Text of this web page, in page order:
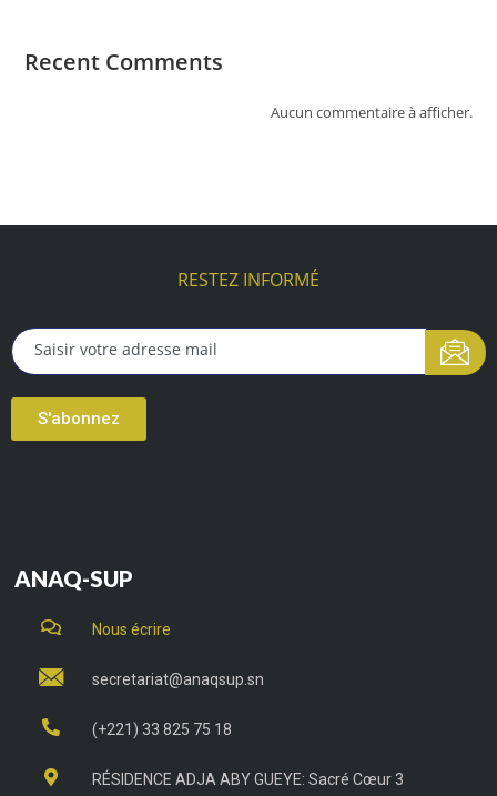
Recent Comments
Aucun commentaire à afficher.
RESTEZ INFORMÉ
S'abonnez
ANAQ-SUP
Nous écrire
secretariat@anaqsup.sn
(+221) 33 825 75 18
RÉSIDENCE ADJA ABY GUEYE: Sacré Cœur 3